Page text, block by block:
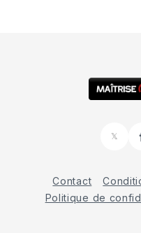
𝕏
Contact
Politique de